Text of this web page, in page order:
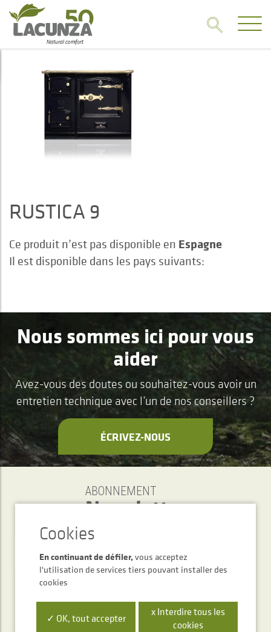
RUSTICA 9
Ce produit n’est pas disponible en Espagne
Il est disponible dans les pays suivants:
Nous sommes ici pour vous
aider
Avez-vous des doutes ou souhaitez-vous avoir un
entretien technique avec l’un de nos conseillers ?
ÉCRIVEZ-NOUS
ABONNEMENT
Newsletter
En continuant de défiler,vous acceptez
l'utilisation de services tiers pouvant installer des
cookies
✓ OK, tout accepter
x Interdire tous les
cookies